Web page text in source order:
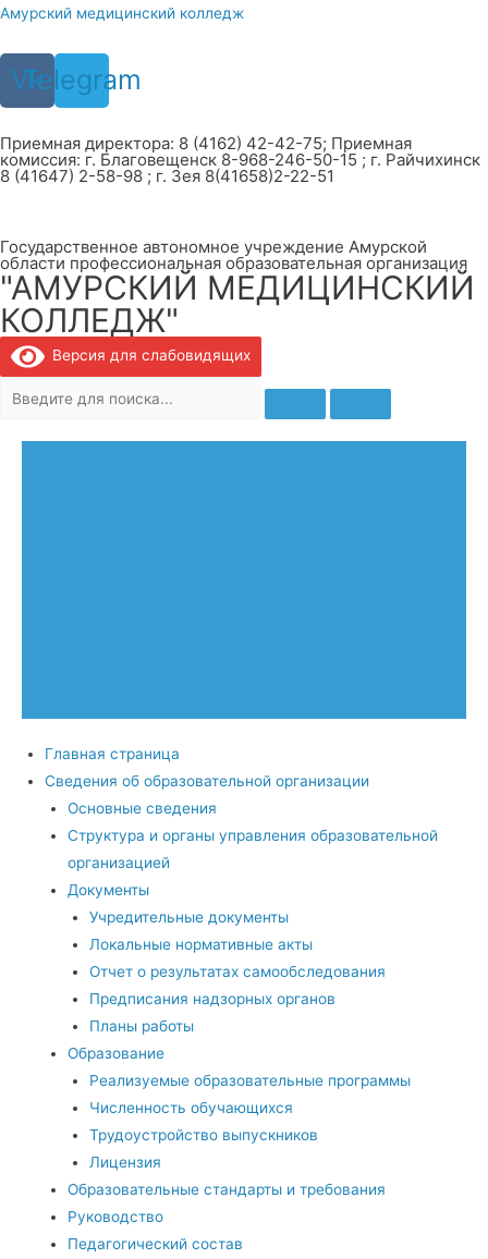
Перейти
содержимому
Амурский медицинский колледж
Vk
Telegram
Приемная директора: 8 (4162) 42-42-75; Приемная
комиссия: г. Благовещенск 8-968-246-50-15 ; г. Райчихинск
8 (41647) 2-58-98 ; г. Зея 8(41658)2-22-51
Государственное автономное учреждение Амурской
области профессиональная образовательная организация
"АМУРСКИЙ МЕДИЦИНСКИЙ
КОЛЛЕДЖ"
Версия для слабовидящих
Главная страница
Сведения об образовательной организации
Основные сведения
Структура и органы управления образовательной
организацией
Документы
Учредительные документы
Локальные нормативные акты
Отчет о результатах самообследования
Предписания надзорных органов
Планы работы
Образование
Реализуемые образовательные программы
Численность обучающихся
Трудоустройство выпускников
Лицензия
Образовательные стандарты и требования
Руководство
Педагогический состав